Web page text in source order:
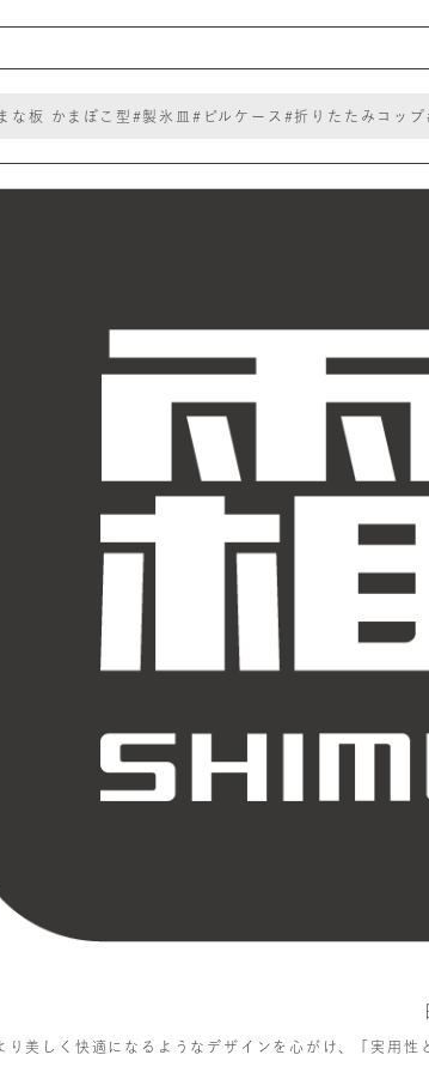
な板 かまぼこ型 #製氷皿 #ピルケース #折りたたみコップ
り美しく快適になるようなデザインを心がけ、「実用